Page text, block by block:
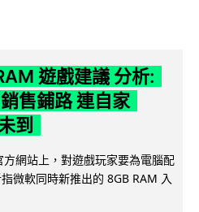
遊戲建議 分析:
售鋪路 連自家
到
網站上，對遊戲玩家要為電腦配
微軟同時新推出的 8GB RAM 入